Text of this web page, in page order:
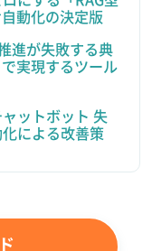
動化の決定版
進が失敗する典
実現するツール
ットボット 失
による改善策